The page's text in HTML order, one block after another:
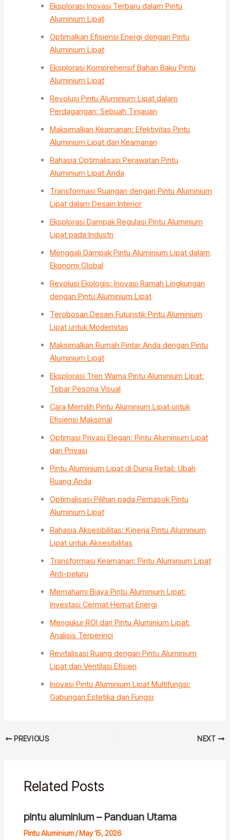
Eksplorasi Inovasi Terbaru dalam Pintu
Aluminium Lipat
Optimalkan Efisiensi Energi dengan Pintu
Aluminium Lipat
Eksplorasi Komprehensif Bahan Baku Pintu
Aluminium Lipat
Revolusi Pintu Aluminium Lipat dalam
Perdagangan: Sebuah Tinjauan
Maksimalkan Keamanan: Efektivitas Pintu
Aluminium Lipat dan Keamanan
Rahasia Optimalisasi Perawatan Pintu
Aluminium Lipat Anda
Transformasi Ruangan dengan Pintu Aluminium
Lipat dalam Desain Interior
Eksplorasi Dampak Regulasi Pintu Aluminium
Lipat pada Industri
Menggali Dampak Pintu Aluminium Lipat dalam
Ekonomi Global
Revolusi Ekologis: Inovasi Ramah Lingkungan
dengan Pintu Aluminium Lipat
Terobosan Desain Futuristik Pintu Aluminium
Lipat untuk Modernitas
Maksimalkan Rumah Pintar Anda dengan Pintu
Aluminium Lipat
Eksplorasi Tren Warna Pintu Aluminium Lipat:
Tebar Pesona Visual
Cara Memilih Pintu Aluminium Lipat untuk
Efisiensi Maksimal
Optimasi Privasi Elegan: Pintu Aluminium Lipat
dan Privasi
Pintu Aluminium Lipat di Dunia Retail: Ubah
Ruang Anda
Optimalisasi Pilihan pada Pemasok Pintu
Aluminium Lipat
Rahasia Aksesibilitas: Kinerja Pintu Aluminium
Lipat untuk Aksesibilitas
Transformasi Keamanan: Pintu Aluminium Lipat
Anti-peluru
Memahami Biaya Pintu Aluminium Lipat:
Investasi Cermat Hemat Energi
Mengukur ROI dari Pintu Aluminium Lipat:
Analisis Terperinci
Revitalisasi Ruang dengan Pintu Aluminium
Lipat dan Ventilasi Efisien
Inovasi Pintu Aluminium Lipat Multifungsi:
Gabungan Estetika dan Fungsi
PREVIOUS NEXT
Related Posts
pintu aluminium – Panduan Utama
Pintu Aluminium/May 15, 2026